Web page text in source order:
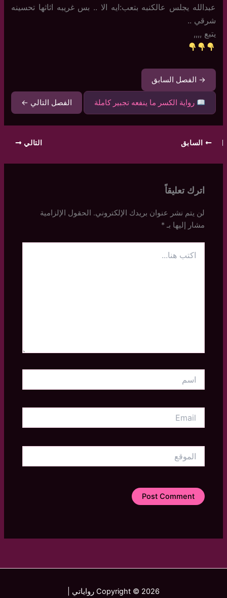
عبدالله يجلس عالكنبه بتعب:ايه الا .. بس غريبه اثاثها تحسينه
شرقي ..
يتبع ,,,,
→ الفصل السابق
رواية الكسر ما ينفعه تجبير كاملة الفصل التالي ←
السابق التالي
اترك تعليقاً
لن يتم نشر عنوان بريدك الإلكتروني. الحقول الإلزامية
مشار إليها بـ*
هنا...
Copyright © 2026 رواياتي |